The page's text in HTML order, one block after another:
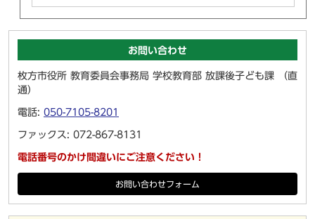
お問い合わせ
枚方市役所 教育委員会事務局 学校教育部 放課後子ども課 （直
通）
電話: 050-7105-8201
ファックス: 072-867-8131
電話番号のかけ間違いにご注意ください！
お問い合わせフォーム